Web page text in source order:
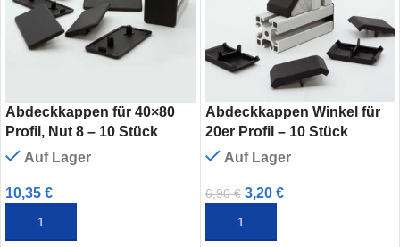
Abdeckkappen für 40×80
Profil, Nut 8 – 10 Stück
Auf Lager
10,35 €
IN DEN WARENKORB
Abdeckkappen Winkel für
20er Profil – 10 Stück
Auf Lager
6,90€ 3,20 €
IN DEN WARENKORB